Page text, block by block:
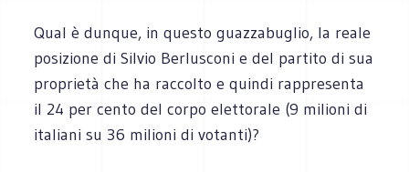
Qual è dunque, in questo guazzabuglio, la reale
posizione di Silvio Berlusconi e del partito di sua
proprietà che ha raccolto e quindi rappresenta
il 24 per cento del corpo elettorale (9 milioni di
italiani su 36 milioni di votanti)?